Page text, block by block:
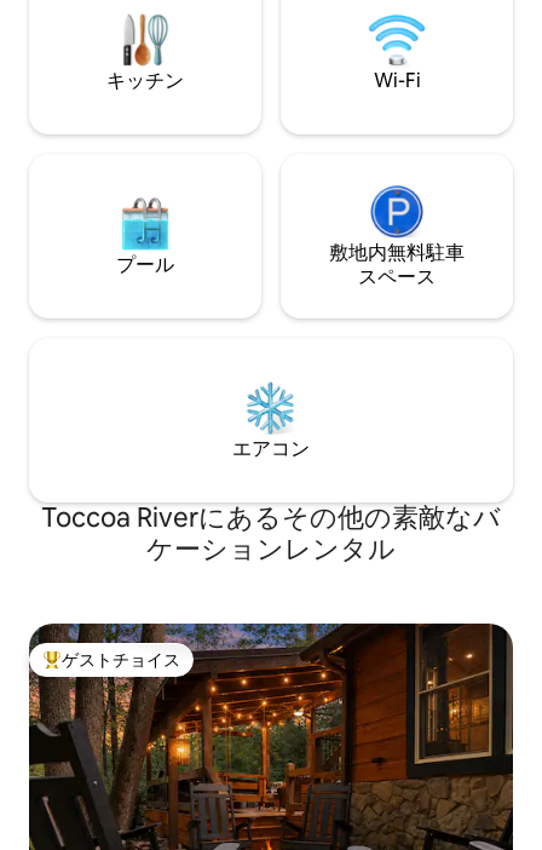
された道路にあり、町からわずか10分で
す。 ファニン郡STVR # 1599。
ブルーリッジのダ
8.5マイル、すべ
可能です。
キッチン Wi-Fi
プール
敷地内無料駐⁠車
ス⁠ペ⁠ー⁠ス
エアコン
Toccoa Riverにあるその他の素敵なバ
ケーションレンタル
大好評のゲストチョイスです。
ゲストチョイス